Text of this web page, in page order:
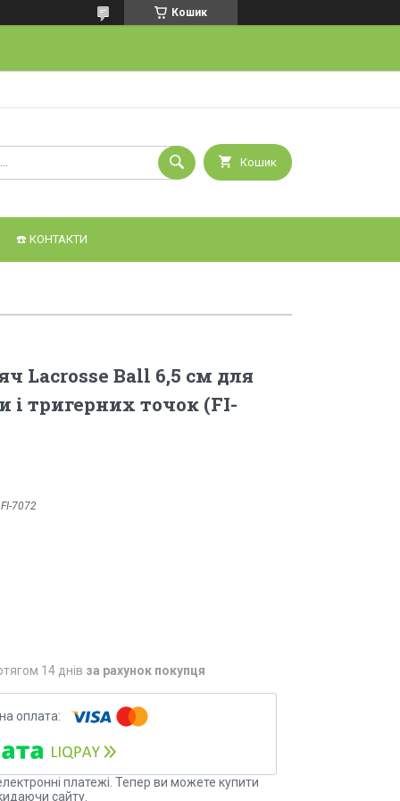
Кошик
Кошик
☎️ КОНТАКТИ
Lacrosse Ball 6,5 см для
тригерних точок (FI-
FI-7072
14 днів за рахунок покупця
платежі. Тепер ви можете купити
сайту.